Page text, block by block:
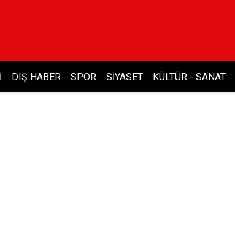
DIŞ HABER SPOR SIYASET KÜLTÜR - SANAT